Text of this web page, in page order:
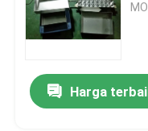
Harga